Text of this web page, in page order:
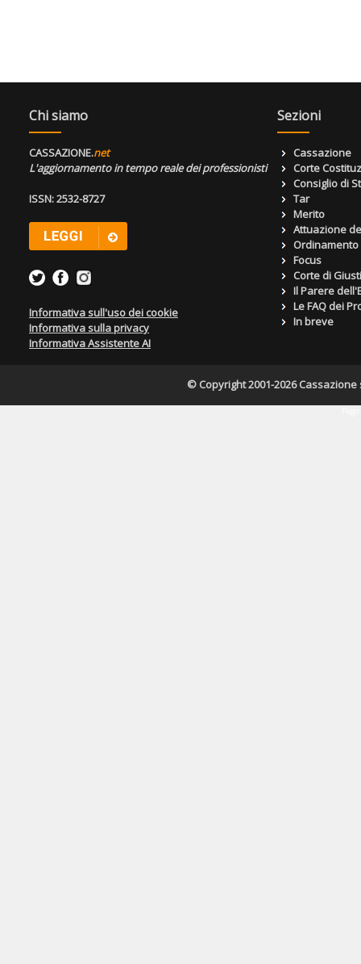
Chi siamo
CASSAZIONE.net
L'aggiornamento in tempo reale dei professionisti
ISSN: 2532-8727
Informativa sull'uso dei cookie
Informativa sulla privacy
Informativa Assistente AI
Sezioni
Cassazione
Corte
Consiglio di
Tar
Merito
Attuazione
Focus
Corte di
Il Parere
Le FAQ dei
In breve
© Copyright 2001-2026 Cassazione